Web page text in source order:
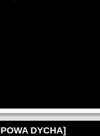
DYCHA]